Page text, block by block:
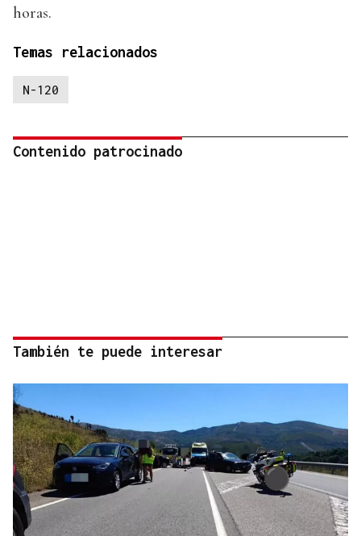
horas.
Temas relacionados
N-120
Contenido patrocinado
También te puede interesar